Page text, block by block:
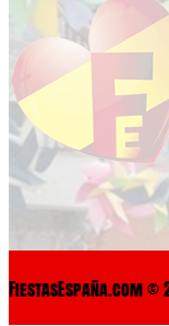
FiestasEspaña.com ©